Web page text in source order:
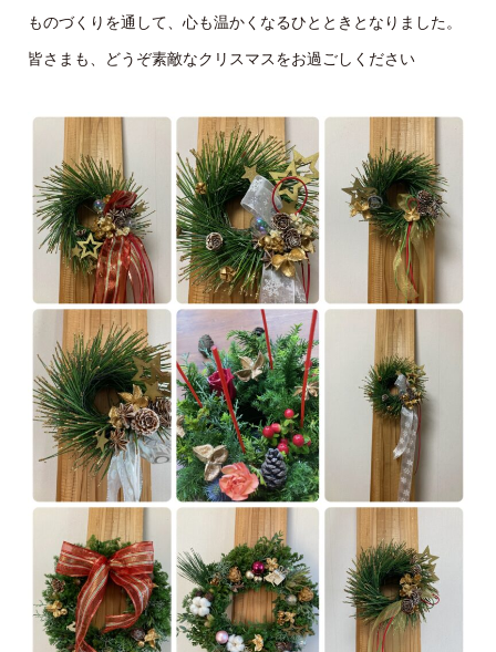
ものづくりを通して、心も温かくなるひとときとなりました。
皆さまも、どうぞ素敵なクリスマスをお過ごしください